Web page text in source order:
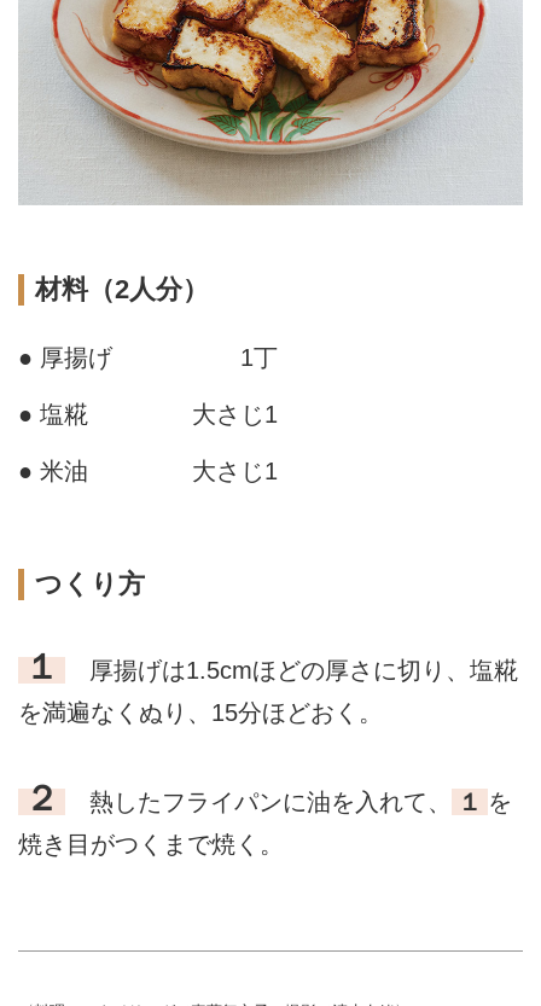
材料（2人分）
● 厚揚げ 1丁
● 塩糀 大さじ1
● 米油 大さじ1
つくり方
１
厚揚げは1.5cmほどの厚さに切り、塩糀
を満遍なくぬり、15分ほどおく。
２ 熱したフライパンに油を入れて、 １ を
焼き目がつくまで焼く。